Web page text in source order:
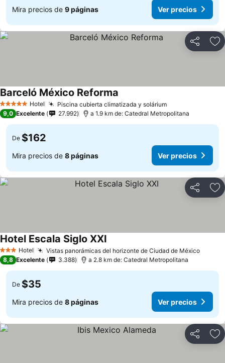
Mira precios de 9 páginas Ver precios
Compartir
5 Estrellas Hotel Piscina cubierta climatizada y solárium
Barceló México Reforma
9,0 Excelente 27.992 a 1.9 km de: Catedral Metropolitana
De $162
Mira precios de 8 páginas Ver precios
Compartir
3 Estrellas
Hotel Vistas panorámicas del horizonte de Ciudad de México
Hotel Escala Siglo XXI
8,8 Excelente 3.388 a 2.8 km de: Catedral Metropolitana
De $35
Mira precios de 8 páginas Ver precios
Compartir